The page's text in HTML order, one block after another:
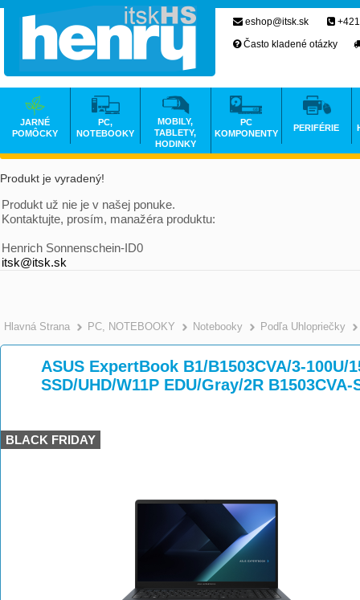
Produkt je vyradený!
Produkt už nie je v našej ponuke.
Kontaktujte, prosím, manažéra produktu:
Henrich Sonnenschein-ID0
itsk@itsk.sk
Hlavná Strana >
PC, NOTEBOOKY >
Notebooky >
Podľa Uhlopriečky
ASUS ExpertBook B1/B1503CVA/3-100U/
SSD/UHD/W11P EDU/Gray/2R B1503CVA-
BLACK FRIDAY
eshop@itsk.sk
Často kladené otázky
JARNÉ
POMÔCKY
PC,
NOTEBOOKY
MOBILY,
TABLETY,
HODINKY
PC
KOMPONENTY
PERIFÉRIE